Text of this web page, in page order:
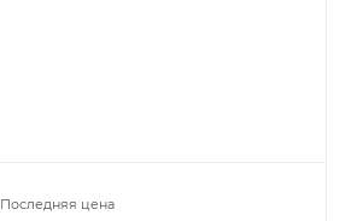
Последняя цена